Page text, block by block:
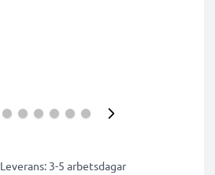
Leverans: 3-5 arbetsdagar